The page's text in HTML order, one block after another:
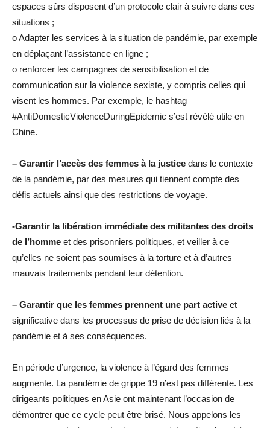
espaces sûrs disposent d’un protocole clair à suivre dans ces
situations ;
o Adapter les services à la situation de pandémie, par exemple
en déplaçant l’assistance en ligne ;
o renforcer les campagnes de sensibilisation et de
communication sur la violence sexiste, y compris celles qui
visent les hommes. Par exemple, le hashtag
#AntiDomesticViolenceDuringEpidemic s’est révélé utile en
Chine.
– Garantir l’accès des femmes à la justice dans le contexte
de la pandémie, par des mesures qui tiennent compte des
défis actuels ainsi que des restrictions de voyage.
-Garantir la libération immédiate des militantes des droits
de l’homme et des prisonniers politiques, et veiller à ce
qu’elles ne soient pas soumises à la torture et à d’autres
mauvais traitements pendant leur détention.
– Garantir que les femmes prennent une part active et
significative dans les processus de prise de décision liés à la
pandémie et à ses conséquences.
En période d’urgence, la violence à l’égard des femmes
augmente. La pandémie de grippe 19 n’est pas différente. Les
dirigeants politiques en Asie ont maintenant l’occasion de
démontrer que ce cycle peut être brisé. Nous appelons les